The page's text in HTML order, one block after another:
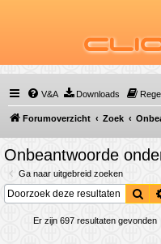
V&A Downloads
Forumoverzicht Zoek
Onbeantwoorde
Ga naar uitgebreid zoeken
Er zijn 697 resultaten gevonden